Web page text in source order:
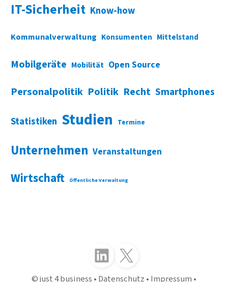
IT-Sicherheit Know-how
Kommunalverwaltung Konsumenten Mittelstand
Mobilgeräte Mobilität Open Source
Personalpolitik Politik Recht Smartphones
Statistiken Studien Termine
Unternehmen Veranstaltungen
Wirtschaft Öffentliche Verwaltung
Folgen Sie uns auf LinkedInFolgen Sie uns auf X (Twitter)
just 4 business Datenschutz Impressum